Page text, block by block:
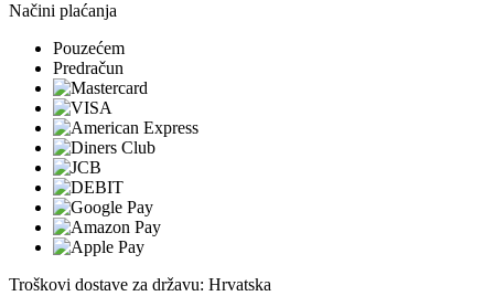
Načini plaćanja
Pouzećem
Predračun
Troškovi dostave za državu: Hrvatska